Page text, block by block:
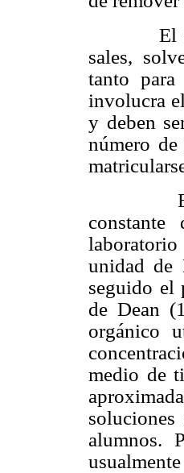
El
sales,
tanto
involucra
y deben
número
unidad de
seguido el
de Dean
orgánico
medio de
alumnos.